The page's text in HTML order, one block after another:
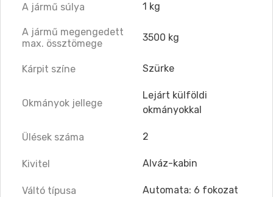
A jármű súlya 1 kg
A jármű megengedett
max. össztömege
3500 kg
Kárpit színe Szürke
Okmányok jellege
Lejárt külföldi
okmányokkal
Ülések száma 2
Kivitel Alváz-kabin
Váltó típusa Automata: 6 fokozat